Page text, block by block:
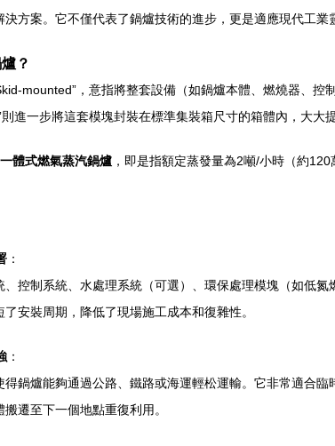
方案。它不僅代表了鍋爐技術的進步，更是適應現代工業
？
mounted”，意指將整套設備（如鍋爐本體、燃燒器、
進一步將這套模塊封裝在標準集裝箱尺寸的箱體內，大大
體式燃氣蒸汽鍋爐 ，即是指額定蒸發量為2噸/小時（約
：
控制系統、水處理系統（可選）、環保處理模塊（如低
安裝周期，降低了現場施工成本和復雜性。
：
鍋爐能夠通過公路、鐵路或海運輕松運輸。它非常適合
遷至下一個地點重復利用。